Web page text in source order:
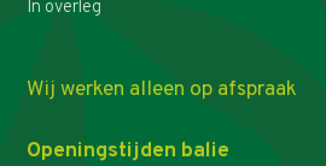
In overleg
Wij werken alleen op afspraak
Openingstijden balie